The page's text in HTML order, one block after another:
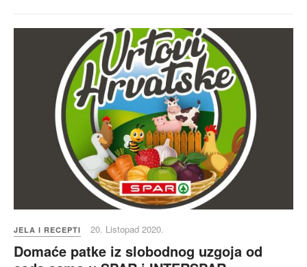
JELA I RECEPTI 20. Listopad 2020.
Domaće patke iz slobodnog uzgoja od